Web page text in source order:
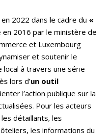
2022 dans le cadre du «
en 2016 par le ministère de
et Luxembourg
et soutenir le
à travers une série
lors d’un outil
l’action publique sur la
Pour les acteurs
détaillants, les
les informations du